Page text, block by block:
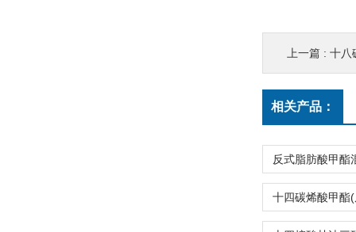
上一篇 : 十八
相关产品：